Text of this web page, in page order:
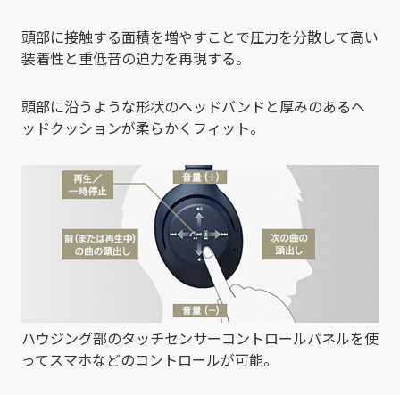
頭部に接触する面積を増やすことで圧力を分散して高い
装着性と重低音の迫力を再現する。
頭部に沿うような形状のヘッドバンドと厚みのあるヘ
ッドクッションが柔らかくフィット。
ハウジング部のタッチセンサーコントロールパネルを使
ってスマホなどのコントロールが可能。